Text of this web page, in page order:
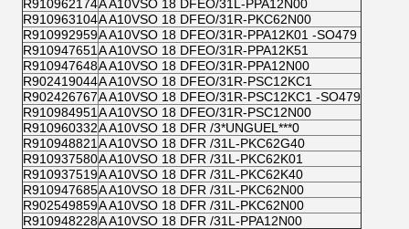
R910962174A A10VSO 18 DFEO/31L-PPA12N00
R910963104A A10VSO 18 DFEO/31R-PKC62N00
R910992959A A10VSO 18 DFEO/31R-PPA12K01 -SO479
R910947651 A A10VSO 18 DFEO/31R-PPA12K51
R910947648A A10VSO 18 DFEO/31R-PPA12N00
R902419044A A10VSO 18 DFEO/31R-PSC12KC1
R902426767A A10VSO 18 DFEO/31R-PSC12KC1 -SO479
R910984951 A A10VSO 18 DFEO/31R-PSC12N00
R910960332A A10VSO 18 DFR /3*UNGUEL***0
R910948821 A A10VSO 18 DFR /31L-PKC62G40
R910937580A A10VSO 18 DFR /31L-PKC62K01
R910937519A A10VSO 18 DFR /31L-PKC62K40
R910947685A A10VSO 18 DFR /31L-PKC62N00
R902549859A A10VSO 18 DFR /31L-PKC62N00
R910948228A A10VSO 18 DFR /31L-PPA12N00